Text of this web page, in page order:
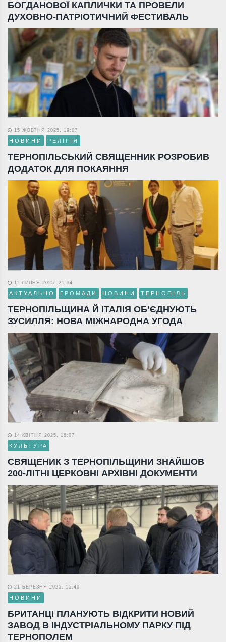
БОГДАНОВОЇ КАПЛИЧКИ ТА ПРОВЕЛИ
ДУХОВНО-ПАТРІОТИЧНИЙ ФЕСТИВАЛЬ
15 ЖОВТНЯ 2025, 19:07
НОВИНИ РЕЛІГІЯ
ТЕРНОПІЛЬСЬКИЙ СВЯЩЕННИК РОЗРОБИВ
ДОДАТОК ДЛЯ ПОКАЯННЯ
11 ЛИПНЯ 2025, 21:34
АКТУАЛЬНО ГРОМАДИ НОВИНИ ТЕРНОПІЛЬ
ТЕРНОПІЛЬЩИНА Й ІТАЛІЯ ОБ’ЄДНУЮТЬ
ЗУСИЛЛЯ: НОВА МІЖНАРОДНА УГОДА
14 КВІТНЯ 2025, 18:07
КУЛЬТУРА
СВЯЩЕНИК З ТЕРНОПІЛЬЩИНИ ЗНАЙШОВ
200-ЛІТНІ ЦЕРКОВНІ АРХІВНІ ДОКУМЕНТИ
21 БЕРЕЗНЯ 2025, 15:40
НОВИНИ
БРИТАНЦІ ПЛАНУЮТЬ ВІДКРИТИ НОВИЙ
ЗАВОД В ІНДУСТРІАЛЬНОМУ ПАРКУ ПІД
ТЕРНОПОЛЕМ